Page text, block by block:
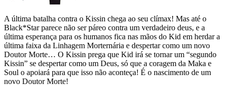
A última batalha contra o Kissin chega ao seu clímax! Mas até o
Black*Star parece não ser páreo contra um verdadeiro deus, e a
última esperança para os humanos fica nas mãos do Kid em herdar a
última faixa da Linhagem Morternária e despertar como um novo
Doutor Morte… O Kissin prega que Kid irá se tornar um “segundo
Kissin” se despertar como um Deus, só que a coragem da Maka e
Soul o apoiará para que isso não aconteça! É o nascimento de um
novo Doutor Morte!